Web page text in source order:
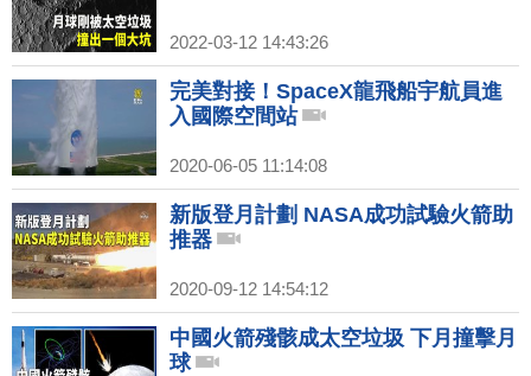
2022-03-12 14:43:26
完美對接！SpaceX龍飛船宇航員進
入國際空間站
2020-06-05 11:14:08
新版登月計劃 NASA成功試驗火箭助
推器
2020-09-12 14:54:12
中國火箭殘骸成太空垃圾 下月撞擊月
球